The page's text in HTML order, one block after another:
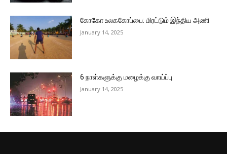
கோகோ உலககோப்பை: மிரட்டும் இந்திய அணி
January 14, 2025
6 நாள்களுக்கு மழைக்கு வாய்ப்பு
January 14, 2025